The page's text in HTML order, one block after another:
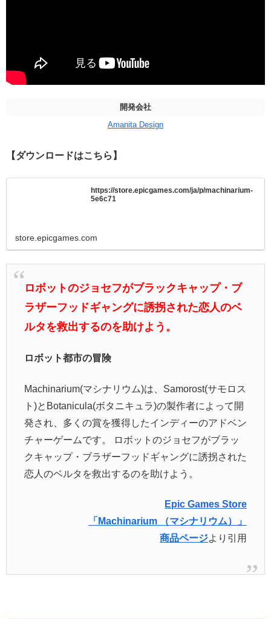
開発会社
Amanita Design
【ダウンロードはこちら】
https://store.epicgames.com/ja/p/machinarium-
5e6c71
store.epicgames.com
ロボットのジョセフがブラックキャップ・ブ
ラザーフッドギャングに誘拐された恋人のベ
ルタを救出するのを助けよう。
ロボット都市の冒険
Machinarium(マシナリウム)は、Samorost(サモロス
ト)とBotanicula(ボタニキュラ)の製作者によって開
発され、多くの賞を獲得したインディーのアドベン
チャーゲームです。 ロボットのジョセフがブラッ
クキャップ・ブラザーフッドギャングに誘拐された
恋人のベルタを救出するのを助けよう。
Epic Games Store
「Machinarium （マシナリウム）」
商品ページより引用